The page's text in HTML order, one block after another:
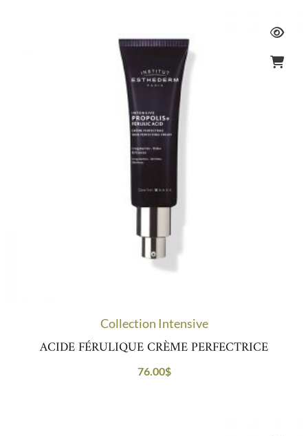
Collection Intensive
ACIDE FÉRULIQUE CRÈME PERFECTRICE
76.00$